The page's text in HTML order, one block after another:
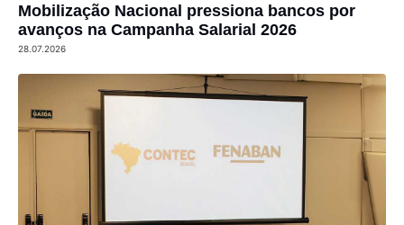
Mobilização Nacional pressiona bancos por
avanços na Campanha Salarial 2026
28.07.2026